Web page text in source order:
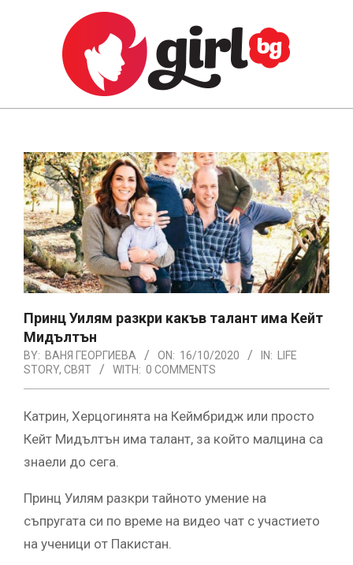
GIRL.BG
Navigation
Menu
Принц Уилям разкри какъв талант има Кейт
Мидълтън
BY: ВАНЯ ГЕОРГИЕВА ON: 16/10/2020 IN: LIFE
STORY, СВЯТ WITH: 0 COMMENTS
Катрин, Херцогинята на Кеймбридж или просто
Кейт Мидълтън има талант, за който малцина са
знаели до сега.
Принц Уилям разкри тайното умение на
съпругата си по време на видео чат с участието
на ученици от Пакистан.